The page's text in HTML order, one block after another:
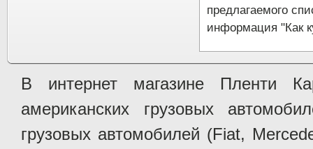
предлагаемого
информация "Как
В интернет магазине Пленти
американских грузовых
грузовых автомобилей (Fiat,